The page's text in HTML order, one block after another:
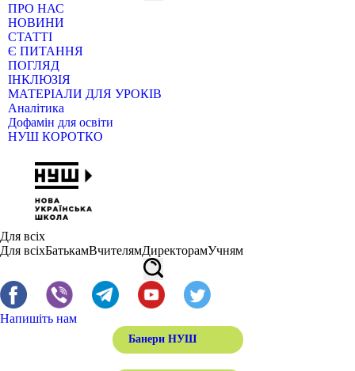
ПРО НАС
НОВИНИ
СТАТТІ
Є ПИТАННЯ
ПОГЛЯД
ІНКЛЮЗІЯ
МАТЕРІАЛИ ДЛЯ УРОКІВ
Аналітика
Дофамін для освіти
НУШ КОРОТКО
Для всіх
Для всіхБатькамВчителямДиректорамУчням
Напишіть нам
Банери НУШ